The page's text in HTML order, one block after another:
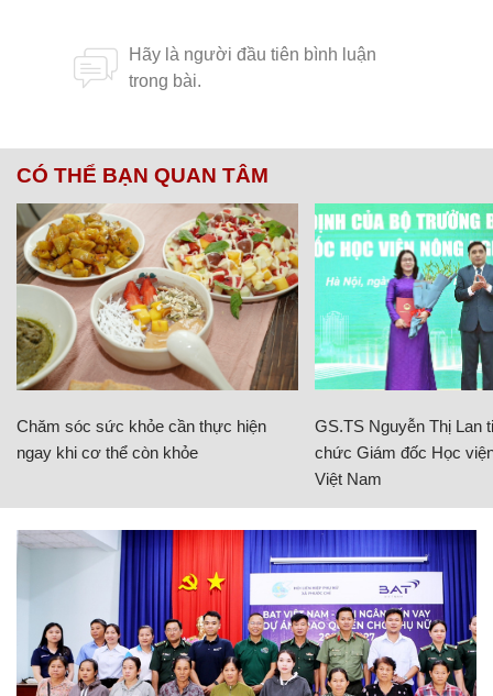
CÓ THỂ BẠN QUAN TÂM
Chăm sóc sức khỏe cần thực hiện
ngay khi cơ thể còn khỏe
GS.TS Nguyễn Thị Lan
chức Giám đốc Học
Việt Nam